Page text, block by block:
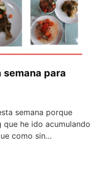
semana para
semana porque
he ido acumulando
como sin…